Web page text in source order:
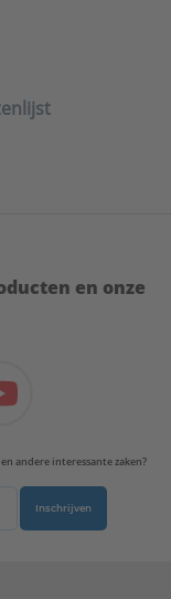
en onze
andere interessante zaken?
Inschrijven